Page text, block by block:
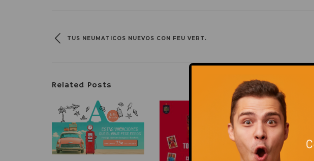
TUS NEUMATICOS NUEVOS CON FEU VERT.
Related Posts